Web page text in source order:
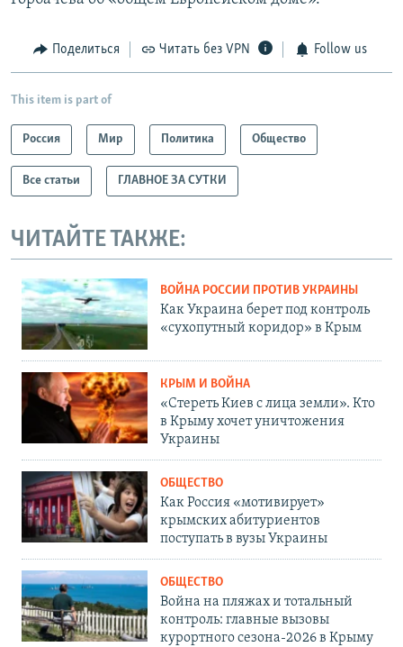
Поделиться Читать без VPN Follow us
This item is part of
Россия Мир Политика Общество
Все статьи ГЛАВНОЕ ЗА СУТКИ
ЧИТАЙТЕ ТАКЖЕ:
ВОЙНА РОССИИ ПРОТИВ УКРАИНЫ
Как Украина берет под контроль
«сухопутный коридор» в Крым
КРЫМ И ВОЙНА
«Стереть Киев с лица земли». Кто
в Крыму хочет уничтожения
Украины
ОБЩЕСТВО
Как Россия «мотивирует»
крымских абитуриентов
поступать в вузы Украины
ОБЩЕСТВО
Война на пляжах и тотальный
контроль: главные вызовы
курортного сезона-2026 в Крыму